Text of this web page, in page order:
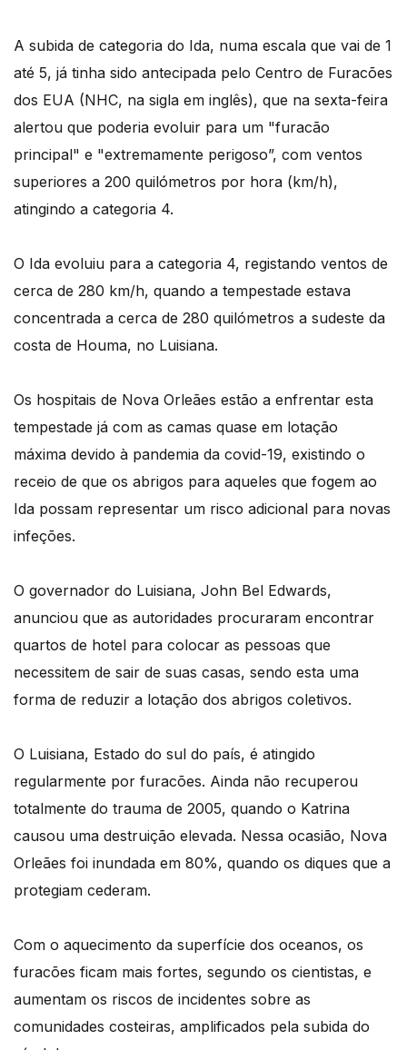
A subida de categoria do Ida, numa escala que vai de 1
até 5, já tinha sido antecipada pelo Centro de Furacões
dos EUA (NHC, na sigla em inglês), que na sexta-feira
alertou que poderia evoluir para um "furacão
principal" e "extremamente perigoso”, com ventos
superiores a 200 quilómetros por hora (km/h),
atingindo a categoria 4.
O Ida evoluiu para a categoria 4, registando ventos de
cerca de 280 km/h, quando a tempestade estava
concentrada a cerca de 280 quilómetros a sudeste da
costa de Houma, no Luisiana.
Os hospitais de Nova Orleães estão a enfrentar esta
tempestade já com as camas quase em lotação
máxima devido à pandemia da covid-19, existindo o
receio de que os abrigos para aqueles que fogem ao
Ida possam representar um risco adicional para novas
infeções.
O governador do Luisiana, John Bel Edwards,
anunciou que as autoridades procuraram encontrar
quartos de hotel para colocar as pessoas que
necessitem de sair de suas casas, sendo esta uma
forma de reduzir a lotação dos abrigos coletivos.
O Luisiana, Estado do sul do país, é atingido
regularmente por furacões. Ainda não recuperou
totalmente do trauma de 2005, quando o Katrina
causou uma destruição elevada. Nessa ocasião, Nova
Orleães foi inundada em 80%, quando os diques que a
protegiam cederam.
Com o aquecimento da superfície dos oceanos, os
furacões ficam mais fortes, segundo os cientistas, e
aumentam os riscos de incidentes sobre as
comunidades costeiras, amplificados pela subida do